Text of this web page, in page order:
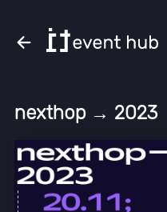
nexthop → 2023